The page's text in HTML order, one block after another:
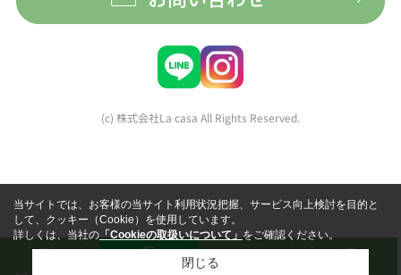
(c) 株式会社La casa All Rights Reserved.
当サイトでは、お客様の当サイト利用状況把握、サービス向上検討を目的と
して、クッキー（Cookie）を使用しています。
詳しくは、当社の「Cookieの取扱いについて」をご確認ください。
閉じる